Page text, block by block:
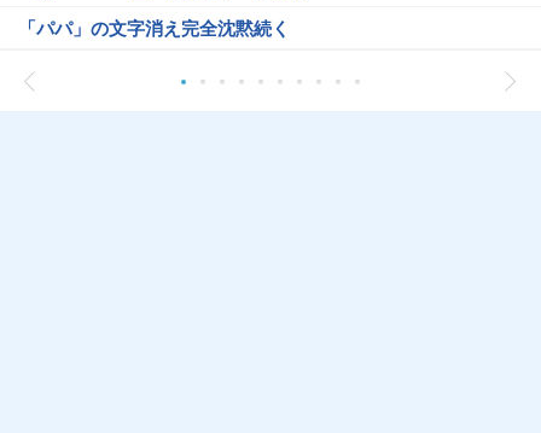
「パパ」の文字消え完全沈黙続く